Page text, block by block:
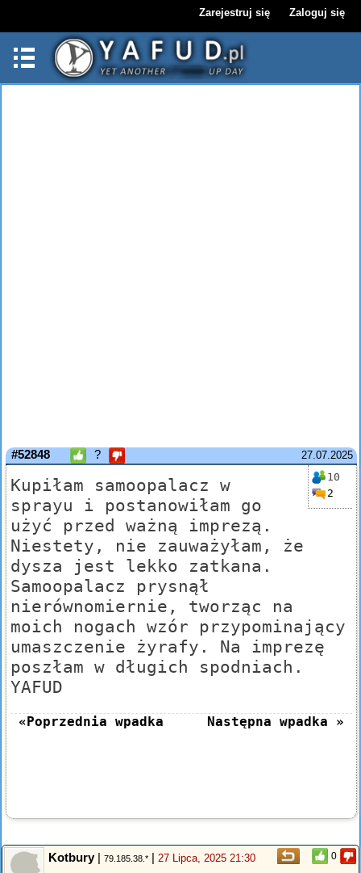
Zarejestruj się Zaloguj się
27.07.2025
#52848 ?
10
2
Kupiłam samoopalacz w
sprayu i postanowiłam go
użyć przed ważną imprezą.
Niestety, nie zauważyłam, że
dysza jest lekko zatkana.
Samoopalacz prysnął
nierównomiernie, tworząc na
moich nogach wzór przypominający
umaszczenie żyrafy. Na imprezę
poszłam w długich spodniach.
YAFUD
«Poprzednia wpadka Następna wpadka »
0
Kotbury| 79.185.38.* | 27 Lipca, 2025 21:30